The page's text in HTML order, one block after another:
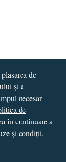
de
și a
necesar
de
în continuare a
și condiții.